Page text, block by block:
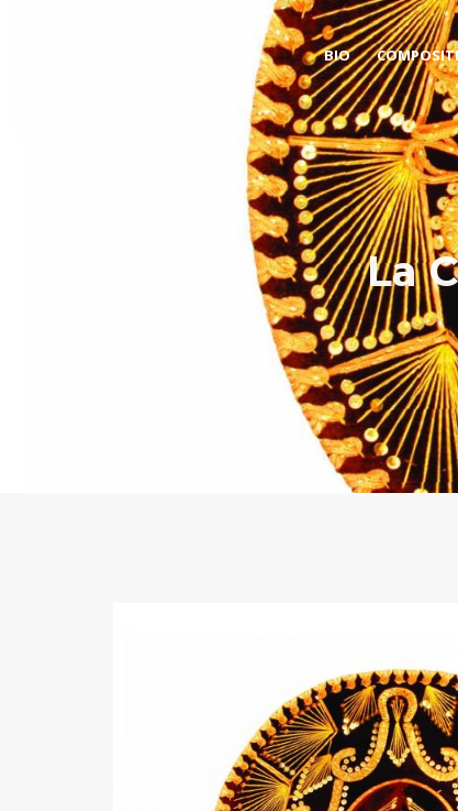
BIO
La